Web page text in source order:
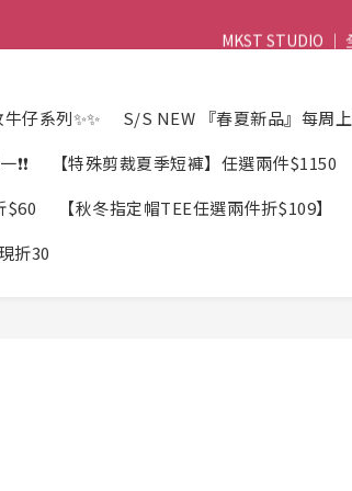
MKST STUDIO ｜
仔系列✨✨ S/S NEW 『春夏新品』每周
【特殊剪裁夏季短褲】任選兩件$1150
$60
【秋冬指定帽TEE任選兩件折$109】
折30